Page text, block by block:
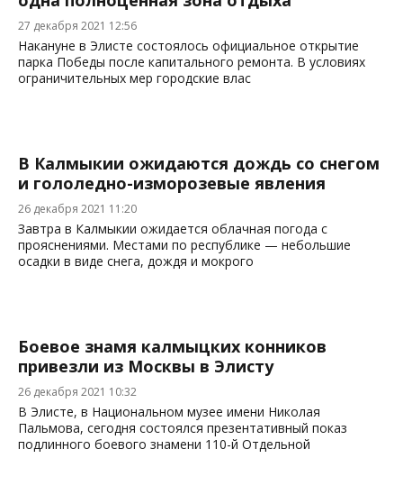
27 декабря 2021 12:56
Накануне в Элисте состоялось официальное открытие
парка Победы после капитального ремонта. В условиях
ограничительных мер городские влас
В Калмыкии ожидаются дождь со снегом
и гололедно-изморозевые явления
26 декабря 2021 11:20
Завтра в Калмыкии ожидается облачная погода с
прояснениями. Местами по республике — небольшие
осадки в виде снега, дождя и мокрого
Боевое знамя калмыцких конников
привезли из Москвы в Элисту
26 декабря 2021 10:32
В Элисте, в Национальном музее имени Николая
Пальмова, сегодня состоялся презентативный показ
подлинного боевого знамени 110-й Отдельной